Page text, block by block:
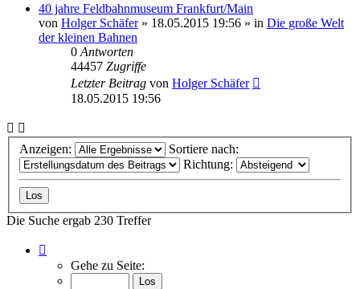
40 jahre Feldbahnmuseum Frankfurt/Main
von Holger Schäfer» 18.05.2015 19:56 » in Die große Welt
der kleinen Bahnen
0 Antworten
44457 Zugriffe
Letzter Beitrag von Holger Schäfer
18.05.2015 19:56
Anzeigen:
Sortiere nach:
Richtung:
Die Suche ergab 230 Treffer
von
Gehe zu Seite: